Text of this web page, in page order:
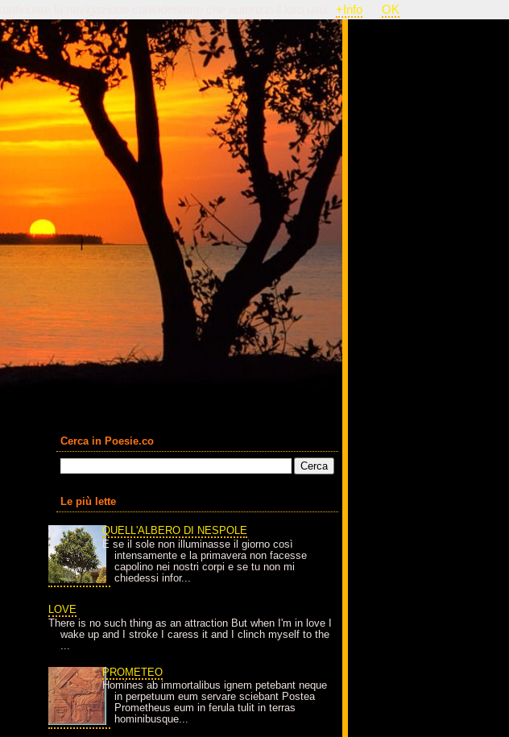
Cerca in Poesie.co
Le più lette
QUELL'ALBERO DI NESPOLE
E se il sole non illuminasse il giorno così
intensamente e la primavera non facesse
capolino nei nostri corpi e se tu non mi
chiedessi infor...
LOVE
There is no such thing as an attraction But when I'm in love I
wake up and I stroke I caress it and I clinch myself to the
...
PROMETEO
Homines ab immortalibus ignem petebant neque
in perpetuum eum servare sciebant Postea
Prometheus eum in ferula tulit in terras
hominibusque...
+Info OK